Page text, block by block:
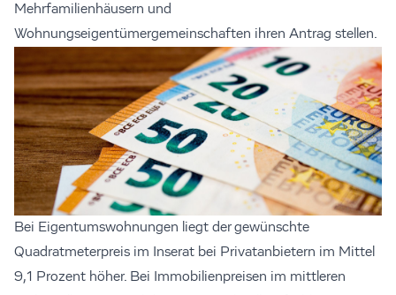
Mehrfamilienhäusern und
Wohnungseigentümergemeinschaften ihren Antrag stellen.
Bei Eigentumswohnungen liegt der gewünschte
Quadratmeterpreis im Inserat bei Privatanbietern im Mittel
9,1 Prozent höher. Bei Immobilienpreisen im mittleren